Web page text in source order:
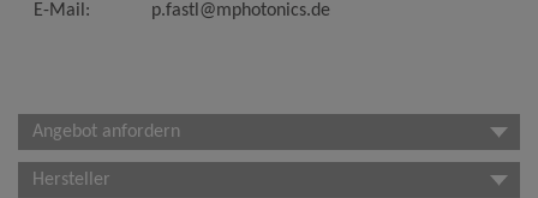
E-Mail:
p.fastl@mphotonics.de
Angebot anfordern
Hersteller